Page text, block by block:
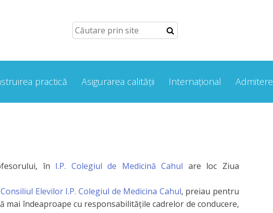
practică Asigurarea calității Internațional Admitere
în I.P. Colegiul de Medicină Cahul are loc Ziua
Consiliul Elevilor I.P. Colegiul de Medicina Cahul, preiau pentru
îndeaproape cu responsabilitățile cadrelor de conducere,